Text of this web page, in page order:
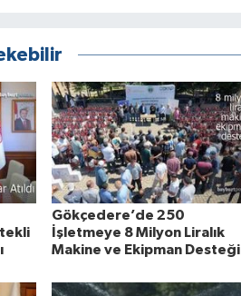
Gökçedere’de 250
İşletmeye 8 Milyon Liralık
Makine ve Ekipman Desteği